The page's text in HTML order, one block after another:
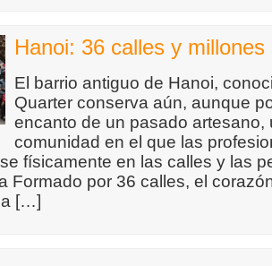
Hanoi: 36 calles y
El barrio antiguo de Hanoi,
Quarter conserva aún, aunque
encanto de un pasado artesano,
comunidad en el que las
físicamente en las calles y las
Formado por 36 calles, el
[…]